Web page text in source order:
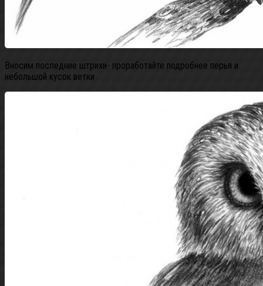
Вносим последние штрихи- проработайте подробнее перья и
небольшой кусок ветки .